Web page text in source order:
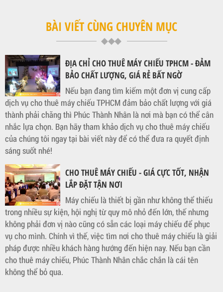
BÀI VIẾT CÙNG CHUYÊN MỤC
ĐỊA CHỈ CHO THUÊ MÁY CHIẾU TPHCM - ĐẢM
BẢO CHẤT LƯỢNG, GIÁ RẺ BẤT NGỜ
Nếu bạn đang tìm kiếm một đơn vị cung cấp
dịch vụ cho thuê máy chiếu TPHCM đảm bảo chất lượng với giá
thành phải chăng thì Phúc Thành Nhân là nơi mà bạn có thể cân
nhắc lựa chọn. Bạn hãy tham khảo dịch vụ cho thuê máy chiếu
của chúng tôi ngay tại bài viết này để có thể đưa ra quyết định
sáng suốt nhé!
CHO THUÊ MÁY CHIẾU - GIÁ CỰC TỐT, NHẬN
LẮP ĐẶT TẬN NƠI
Máy chiếu là thiết bị gần như không thể thiếu
trong nhiều sự kiện, hội nghị từ quy mô nhỏ đến lớn, thế nhưng
không phải đơn vị nào cũng có sẵn các loại máy chiếu để phục
vụ cho mình. Chính vì thế, việc tìm nơi cho thuê máy chiếu là giải
pháp được nhiều khách hàng hướng đến hiện nay. Nếu bạn cần
cho thuê máy chiếu, Phúc Thành Nhân chắc chắn là cái tên
không thể bỏ qua.